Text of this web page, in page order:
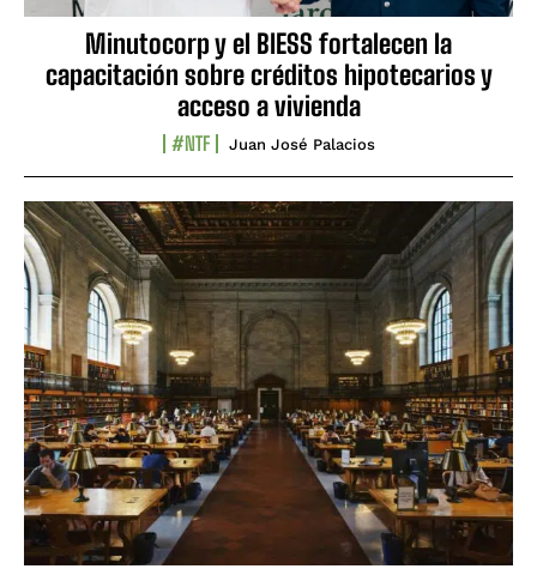
Minutocorp y el BIESS fortalecen la
capacitación sobre créditos hipotecarios y
acceso a vivienda
#NTF Juan José Palacios